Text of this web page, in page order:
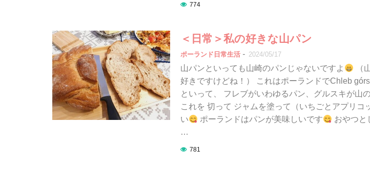
774
＜日常＞私の好きな山パン
ポーランド日常生活 - 2024/05/17
山パンといっても山崎のパンじゃないですよ
（
好きですけどね！） これはポーランドでChleb
といって、 フレブがいわゆるパン、グルスキが山
これを 切って ジャムを塗って（いちごとアプリコ
い
ポーランドはパンが美味しいです
おやつと
…
781